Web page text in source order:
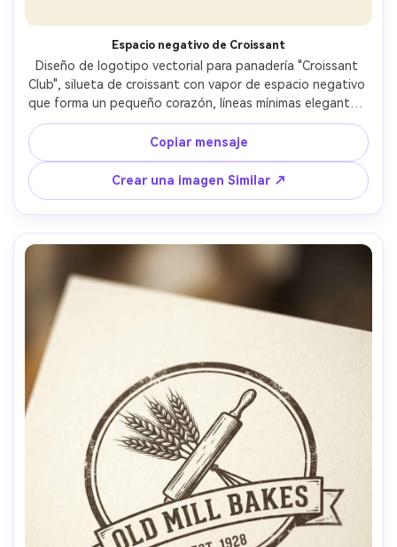
Espacio negativo de Croissant
Diseño de logotipo vectorial para panadería "Croissant
Club", silueta de croissant con vapor de espacio negativo
que forma un pequeño corazón, líneas mínimas elegantes,
paleta cálida de beige y marrón profundo, marca de
palabras serif redondeada, sensación parisina premium,
formas limpias planas, sin foto, sin textura, lente de 85
mm, profundidad de campo poco profunda, iluminación
cinematográfica suave-AR 4:5
Copiar mensaje
Crear una imagen Similar ↗